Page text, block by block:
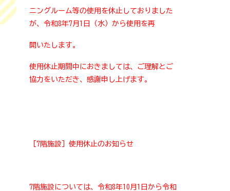
ニングルーム等の使用を休止しておりました
が、令和8年7月1日（水）から使用を再
開いたします。
使用休止期間中におきましては、ご理解とご
協力をいただき、感謝申し上げます。
［7階施設］使用休止のお知らせ
7階施設については、令和8年10月1日から令和